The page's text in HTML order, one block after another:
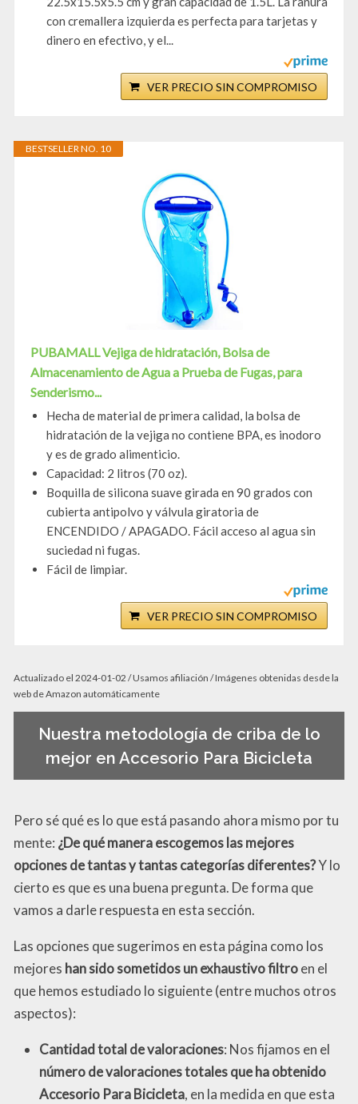
con cremallera izquierda es perfecta para tarjetas y
dinero en efectivo, y el...
VER PRECIO SIN COMPROMISO
BESTSELLER NO. 10
PUBAMALL Vejiga de hidratación, Bolsa de
Almacenamiento de Agua a Prueba de Fugas, para
Senderismo...
Hecha de material de primera calidad, la bolsa de
hidratación de la vejiga no contiene BPA, es inodoro
y es de grado alimenticio.
Capacidad: 2 litros (70 oz).
Boquilla de silicona suave girada en 90 grados con
cubierta antipolvo y válvula giratoria de
ENCENDIDO / APAGADO. Fácil acceso al agua sin
suciedad ni fugas.
Fácil de limpiar.
VER PRECIO SIN COMPROMISO
Actualizado el 2024-01-02 / Usamos afiliación / Imágenes obtenidas desde la
web de Amazon automáticamente
Nuestra metodología de criba de lo
mejor en Accesorio Para Bicicleta
Pero sé qué es lo que está pasando ahora mismo por tu
mente: ¿De qué manera escogemos las mejores
opciones de tantas y tantas categorías diferentes?Y lo
cierto es que es una buena pregunta. De forma que
vamos a darle respuesta en esta sección.
Las opciones que sugerimos en esta página como los
mejores han sido sometidos un exhaustivo filtroen el
que hemos estudiado lo siguiente (entre muchos otros
aspectos):
Cantidad total de valoraciones: Nos fijamos en el
número de valoraciones totales que ha obtenido
Accesorio Para Bicicleta, en la medida en que esta